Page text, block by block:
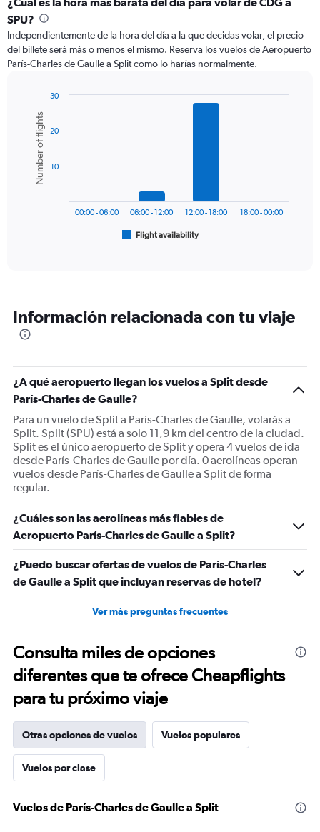
Range:
categories.
The
chart
axis
displaying
values.
Range:
SPU?
Independientemente de la hora del día a la que decidas volar, el precio
del billete será más o menos el mismo. Reserva los vuelos de Aeropuerto
París-Charles de Gaulle a Split como lo harías normalmente.
chart
with
bars.
The
categories.
The
Y
axis
displaying
Number
of
flights.
Range:
0
to
Chart
graphic.
Number of flights
Flight availability
00:00 - 06:00 06:00 - 12:00 12:00 - 18:00 18:00 - 00:00
10
20
30
Información relacionada con tu viaje
¿A qué aeropuerto llegan los vuelos a Split desde
París-Charles de Gaulle?
Para un vuelo de Split a París-Charles de Gaulle, volarás a
Split. Split (SPU) está a solo 11,9 km del centro de la ciudad.
Split es el único aeropuerto de Split y opera 4 vuelos de ida
desde París-Charles de Gaulle por día. 0 aerolíneas operan
vuelos desde París-Charles de Gaulle a Split de forma
regular.
¿Cuáles son las aerolíneas más fiables de
Aeropuerto París-Charles de Gaulle a Split?
¿Puedo buscar ofertas de vuelos de París-Charles
de Gaulle a Split que incluyan reservas de hotel?
Ver más preguntas frecuentes
Consulta miles de opciones
diferentes que te ofrece Cheapflights
para tu próximo viaje
Otras opciones de vuelos Vuelos populares
Vuelos por clase
Vuelos de París-Charles de Gaulle a Split